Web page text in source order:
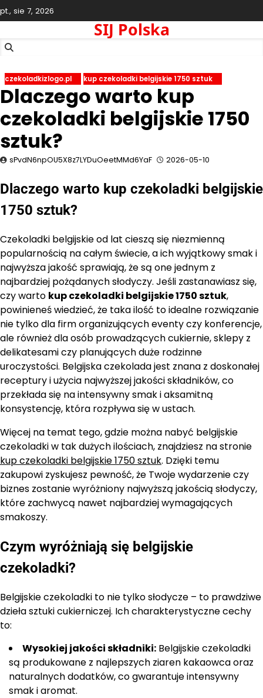
Skip
to
pt., sie 7, 2026
SIJ Polska
czekoladkizlogo.pl kup czekoladki belgijskie 1750 sztuk
Dlaczego warto kup
czekoladki belgijskie 1750
sztuk?
sPvdN6npOU5X8z7LYDuOeetMMd6YaF 2026-05-10
Dlaczego warto kup czekoladki belgijskie
1750 sztuk?
Czekoladki belgijskie od lat cieszą się niezmienną
popularnością na całym świecie, a ich wyjątkowy smak i
najwyższa jakość sprawiają, że są one jednym z
najbardziej pożądanych słodyczy. Jeśli zastanawiasz się,
czy warto kup czekoladki belgijskie 1750 sztuk,
powinieneś wiedzieć, że taka ilość to idealne rozwiązanie
nie tylko dla firm organizujących eventy czy konferencje,
ale również dla osób prowadzących cukiernie, sklepy z
delikatesami czy planujących duże rodzinne
uroczystości. Belgijska czekolada jest znana z doskonałej
receptury i użycia najwyższej jakości składników, co
przekłada się na intensywny smak i aksamitną
konsystencję, która rozpływa się w ustach.
Więcej na temat tego, gdzie można nabyć belgijskie
czekoladki w tak dużych ilościach, znajdziesz na stronie
kup czekoladki belgijskie 1750 sztuk. Dzięki temu
zakupowi zyskujesz pewność, że Twoje wydarzenie czy
biznes zostanie wyróżniony najwyższą jakością słodyczy,
które zachwycą nawet najbardziej wymagających
smakoszy.
Czym wyróżniają się belgijskie
czekoladki?
Belgijskie czekoladki to nie tylko słodycze – to prawdziwe
dzieła sztuki cukierniczej. Ich charakterystyczne cechy
to:
Wysokiej jakości składniki: Belgijskie czekoladki
są produkowane z najlepszych ziaren kakaowca oraz
naturalnych dodatków, co gwarantuje intensywny
smak i aromat.